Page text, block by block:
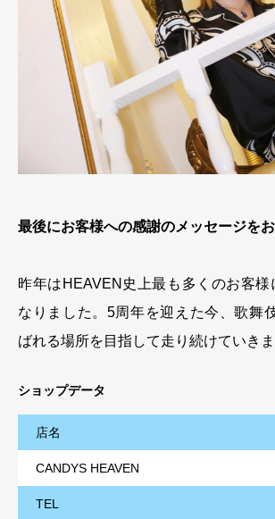
最後にお客様への感謝のメッセージを
昨年はHEAVEN史上最も多くのお客様
なりました。5周年を迎えた今、歌舞
ばれる場所を目指して走り続けていきま
ショップデータ
店名
CANDYS HEAVEN
TEL